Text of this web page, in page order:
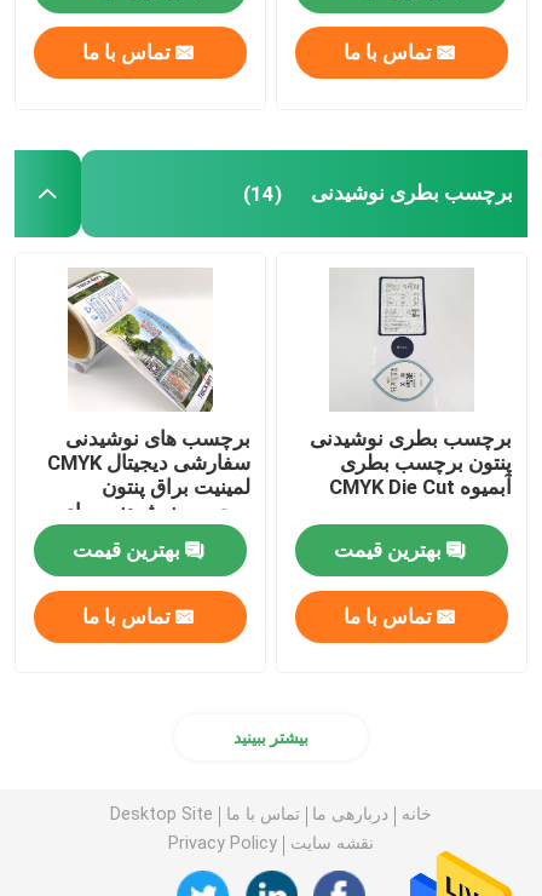
تماس با ما تماس با ما
برچسب بطری نوشیدنی (14)
برچسب بطری نوشیدنی
پنتون برچسب بطری
آبمیوه CMYK Die Cut
بهترین قیمت
تماس با ما
برچسب های نوشیدنی
سفارشی دیجیتال CMYK
لمینیت براق پنتون
برچسب نوشیدنی برای
بطری ها
بهترین قیمت
تماس با ما
بیشتر ببینید
خانه دربارهی ما تماس با ما
Desktop Site
نقشه سایت
Privacy Policy